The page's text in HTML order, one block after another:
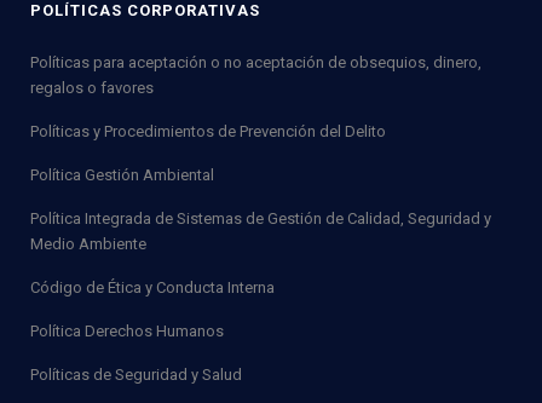
POLÍTICAS CORPORATIVAS
Políticas para aceptación o no aceptación de obsequios, dinero,
regalos o favores
Políticas y Procedimientos de Prevención del Delito
Política Gestión Ambiental
Política Integrada de Sistemas de Gestión de Calidad, Seguridad y
Medio Ambiente
Código de Ética y Conducta Interna
Política Derechos Humanos
Políticas de Seguridad y Salud